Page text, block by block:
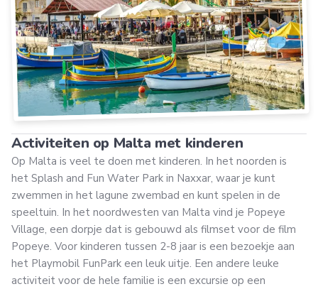
Activiteiten op Malta met kinderen
Op Malta is veel te doen met kinderen. In het noorden is
het Splash and Fun Water Park in Naxxar, waar je kunt
zwemmen in het lagune zwembad en kunt spelen in de
speeltuin. In het noordwesten van Malta vind je Popeye
Village, een dorpje dat is gebouwd als filmset voor de film
Popeye. Voor kinderen tussen 2-8 jaar is een bezoekje aan
het Playmobil FunPark een leuk uitje. Een andere leuke
activiteit voor de hele familie is een excursie op een